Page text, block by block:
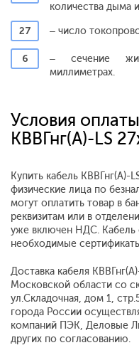
количества дыма
27
– число
6
– сечение
миллиметрах.
Условия
КВВГнг(А)-LS
Купить кабель КВВГнг(А)-
физические лица по
могут оплатить товар в
реквизитам или в
уже включен НДС. Кабель
необходимые
Доставка кабеля
Московской области со
ул.Складочная, дом 1,
города России
компаний ПЭК, Деловые
других по согласованию.